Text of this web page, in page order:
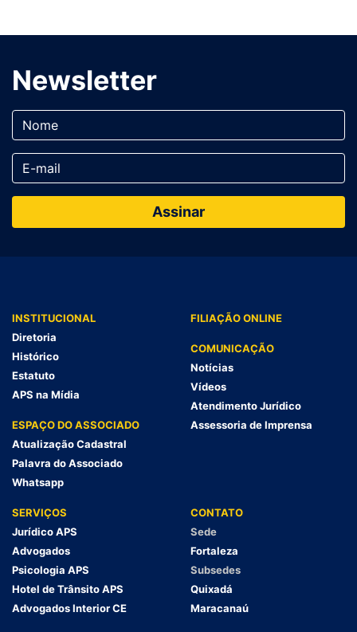
Newsletter
INSTITUCIONAL
Diretoria
Histórico
Estatuto
APS na Mídia
ESPAÇO DO ASSOCIADO
Atualização Cadastral
Palavra do Associado
Whatsapp
FILIAÇÃO ONLINE
COMUNICAÇÃO
Notícias
Vídeos
Atendimento Jurídico
Assessoria de Imprensa
SERVIÇOS
Jurídico APS
Advogados
Psicologia APS
Hotel de Trânsito APS
Advogados Interior CE
CONTATO
Sede
Fortaleza
Subsedes
Quixadá
Maracanaú